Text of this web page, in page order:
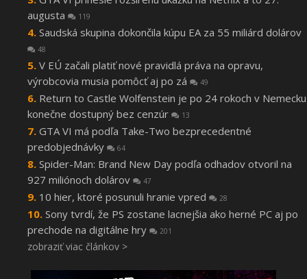
augusta
119
Saudská skupina dokončila kúpu EA za 55 miliárd dolárov
48
V EÚ začali platiť nové pravidlá práva na opravu,
výrobcovia musia pomôcť aj po zá
49
Return to Castle Wolfenstein je po 24 rokoch v Nemecku
konečne dostupný bez cenzúr
13
GTA VI má podľa Take-Two bezprecedentné
predobjednávky
64
Spider-Man: Brand New Day podľa odhadov otvoril na
927 miliónoch dolárov
47
10 hier, ktoré posunuli hranie vpred 28
Sony tvrdí, že PS zostane lacnejšia ako herné PC aj po
prechode na digitálne hry
201
zobraziť viac článkov >